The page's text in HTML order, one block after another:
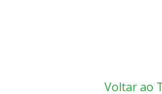
Voltar ao